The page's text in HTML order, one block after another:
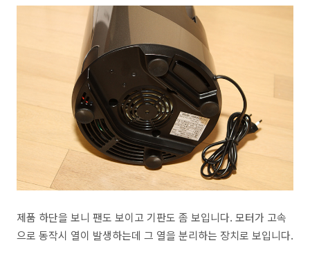
제품 하단을 보니 팬도 보이고 기판도 좀 보입니다. 모터가 고속
으로 동작시 열이 발생하는데 그 열을 분리하는 장치로 보입니다.